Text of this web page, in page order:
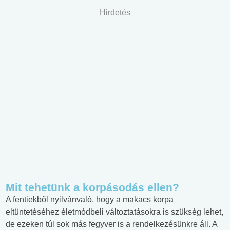
Hirdetés
Mit tehetünk a korpásodás ellen?
A fentiekből nyilvánvaló, hogy a makacs korpa
eltüntetéséhez életmódbeli változtatásokra is szükség lehet,
de ezeken túl sok más fegyver is a rendelkezésünkre áll. A